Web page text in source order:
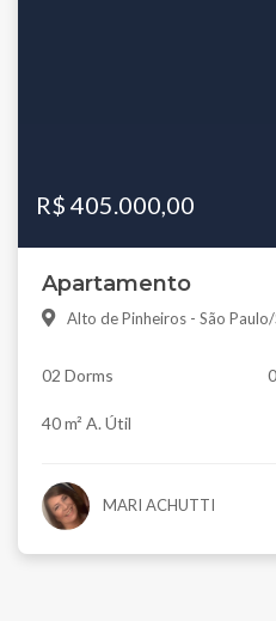
R$ 405.000,00
Apartamento
Alto de Pinheiros - São Paulo/
02 Dorms
40 m² A. Útil
MARI ACHUTTI